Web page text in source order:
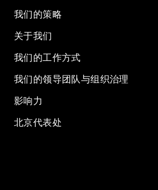
我们的策略
关于我们
我们的工作方式
我们的领导团队与组织治理
影响力
北京代表处